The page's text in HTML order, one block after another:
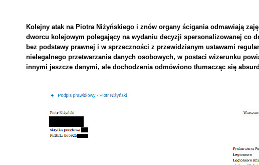
Kolejny atak na Piotra Niżyńskiego i znów organy ścigania odmawiają
dworcu kolejowym polegający na wydaniu decyzji spersonalizowanej co
bez podstawy prawnej i w sprzeczności z przewidzianym ustawami
nielegalnego przetwarzania danych osobowych, w postaci wizerunku
innymi jeszcze danymi, ale dochodzenia odmówiono tłumacząc się